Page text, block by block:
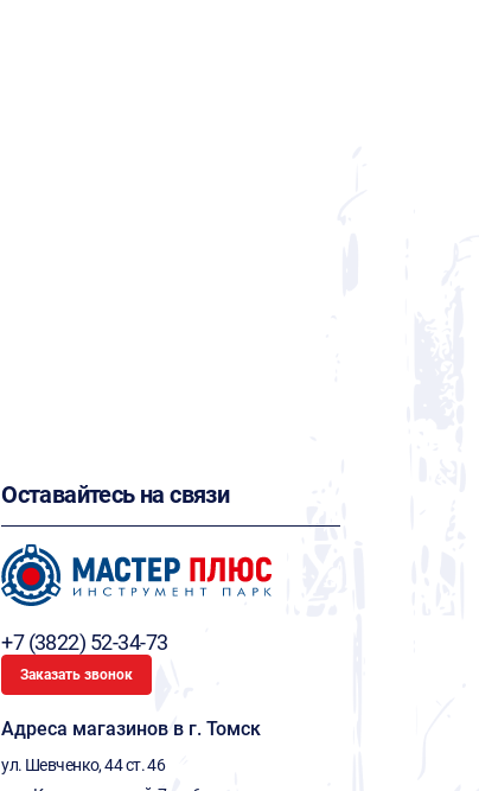
Оставайтесь на связи
+7 (3822) 52-34-73
Заказать звонок
Адреса магазинов в г. Томск
ул. Шевченко, 44 ст. 46